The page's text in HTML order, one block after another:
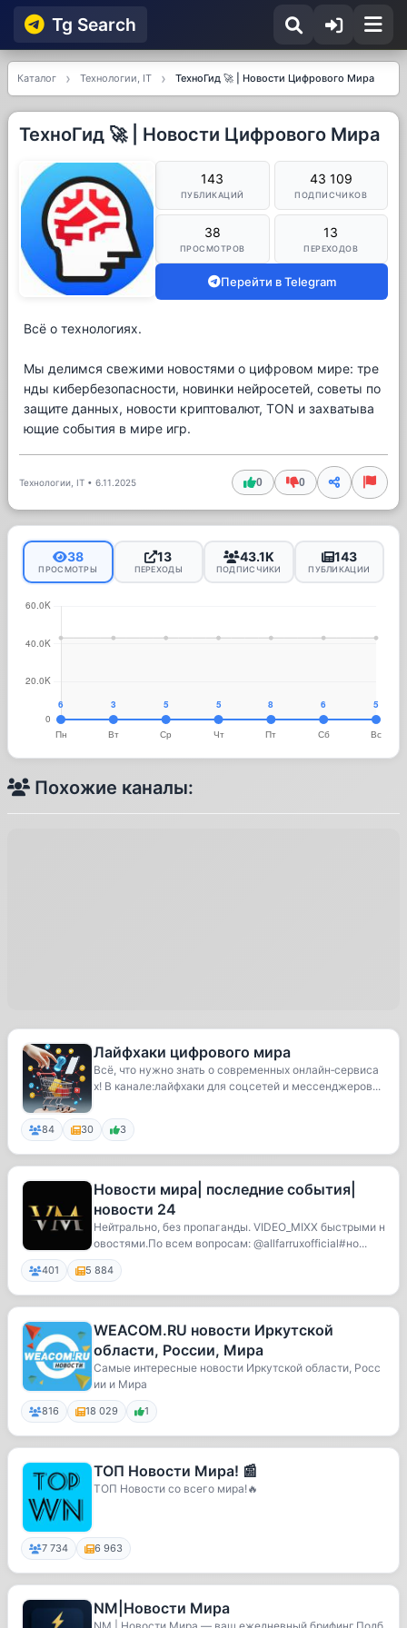
Tg Searсh
Каталог Технологии, IT ТехноГид 🚀 | Новости Цифрового Мира
ТехноГид 🚀 | Новости Цифрового Мира
143
ПУБЛИКАЦИЙ
43 109
ПОДПИСЧИКОВ
38
ПРОСМОТРОВ
13
ПЕРЕХОДОВ
Перейти в Telegram
Всё о технологиях.
Мы делимся свежими новостями о цифровом мире: тре
нды кибербезопасности, новинки нейросетей, советы по
защите данных, новости криптовалют, TON и захватыва
ющие события в мире игр.
Технологии, IT • 6.11.2025 0 0
38
ПРОСМОТРЫ
13
ПЕРЕХОДЫ
43.1K
ПОДПИСЧИКИ
143
ПУБЛИКАЦИИ
Похожие каналы:
Лайфхаки цифрового мира
Всё, что нужно знать о современных онлайн‑сервиса
х! В канале:лайфхаки для соцсетей и мессенджеров...
84 30 3
Новости мира| последние события|
новости 24
Нейтрально, без пропаганды. VIDEO_MIXX быстрыми н
овостями.По всем вопросам: @allfarruxofficial#но...
401 5 884
WEACOM.RU новости Иркутской
области, России, Мира
Самые интересные новости Иркутской области, Росс
ии и Мира
816 18 029 1
ТОП Новости Мира! 📰
ТОП Новости со всего мира!🔥
7 734 6 963
NM|Новости Мира